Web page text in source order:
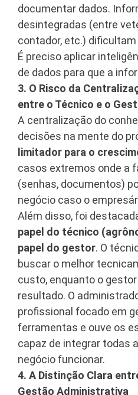
documentar dados.
desintegradas (entre
contador, etc.)
É preciso aplicar
de dados para que a
3. O Risco da
entre o Técnico e o
A centralização do
decisões na mente do
limitador para o
casos extremos onde a
(senhas, documentos)
negócio caso o
Além disso, foi
papel do técnico
papel do gestor. O
buscar o melhor
custo, enquanto o
resultado. O
profissional focado em
ferramentas e ouve os
capaz de integrar todas
negócio funcionar.
4. A Distinção Clara
Gestão Administrativa